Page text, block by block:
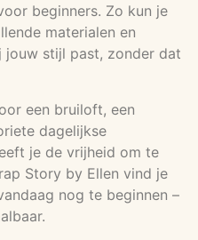
beginners. Zo kun je
materialen en
stijl past, zonder dat
een bruiloft, een
dagelijkse
je de vrijheid om te
Story by Ellen vind je
nog te beginnen –